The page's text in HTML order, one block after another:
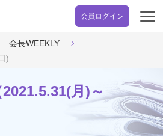
会員ログイン
開
会長WEEKLY
)
月)～